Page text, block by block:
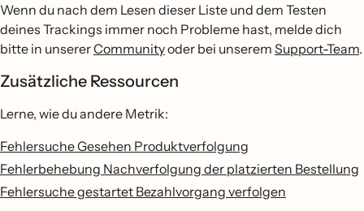
Wenn du nach dem Lesen dieser Liste und dem Testen
deines Trackings immer noch Probleme hast, melde dich
bitte in unsererCommunityoder bei unserem Support-Team.
Zusätzliche Ressourcen
Lerne, wie du andere Metrik:
Fehlersuche Gesehen Produktverfolgung
Fehlerbehebung Nachverfolgung der platzierten Bestellung
Fehlersuche gestartet Bezahlvorgang verfolgen